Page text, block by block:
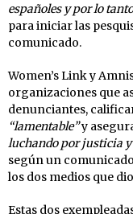
españoles y por lo
para iniciar las
comunicado.
Women’s Link y
organizaciones que
denunciantes,
“lamentable”y
luchando por justicia y
según un
los dos medios que
Estas dos